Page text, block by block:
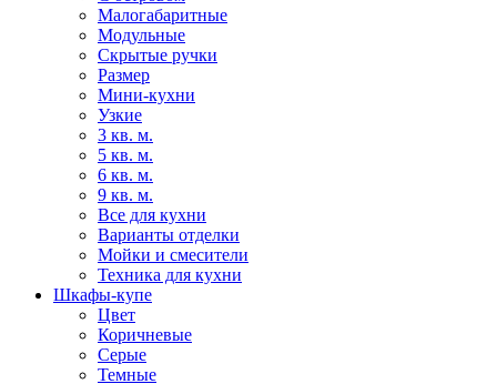
Малогабаритные
Модульные
Скрытые ручки
Размер
Мини-кухни
Узкие
3 кв. м.
5 кв. м.
6 кв. м.
9 кв. м.
Все для кухни
Варианты отделки
Мойки и смесители
Техника для кухни
Шкафы-купе
Цвет
Коричневые
Серые
Темные